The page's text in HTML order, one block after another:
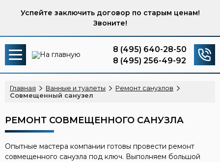
8 (495) 640-28-50
8 (495) 256-49-92
Успейте заключить договор по старым ценам!
Звоните!
Главная Ванные и туалеты
Ремонт санузлов
Совмещенный санузел
РЕМОНТ СОВМЕЩЕННОГО САНУЗЛА
Опытные мастера компании готовы провести ремонт
совмещенного санузла под ключ. Выполняем большой